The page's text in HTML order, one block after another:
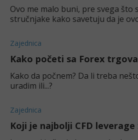
Ovo me malo buni, pre svega što
stručnjake kako savetuju da je
Zajednica
Kako početi sa Forex
Kako da počnem? Da li treba
uradim ili...?
Zajednica
Koji je najbolji CFD